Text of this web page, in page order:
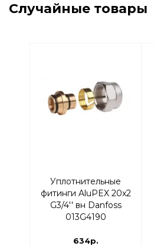
Случайные товары
Уплотнительные
фитинги AluPEX 20x2
G3/4'' вн Danfoss
013G4190
634р.